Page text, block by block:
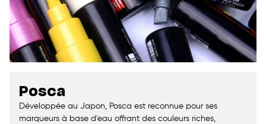
Posca
Développée au Japon, Posca est reconnue pour ses
marqueurs à base d'eau offrant des couleurs riches,